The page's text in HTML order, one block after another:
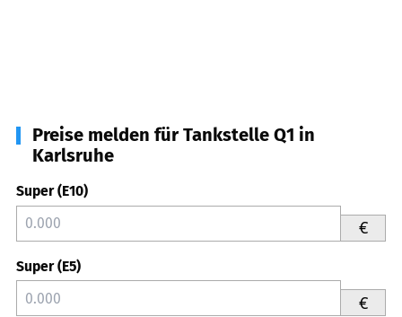
Preise melden für Tankstelle Q1 in
Karlsruhe
Super (E10)
€
Super (E5)
€